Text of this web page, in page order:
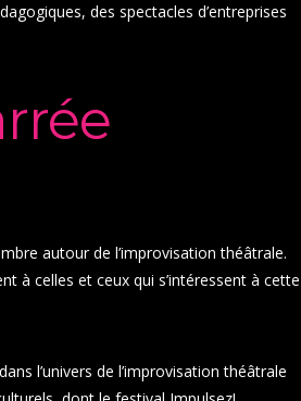
des spectacles d’entreprises
autour de l’improvisation théâtrale.
à celles et ceux qui s’intéressent à cette
l’univers de l’improvisation théâtrale